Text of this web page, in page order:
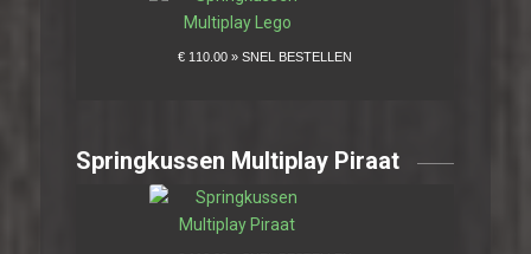
Springkussen Multiplay Piraat